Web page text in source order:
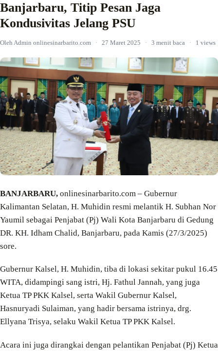
Banjarbaru, Titip Pesan Jaga
Kondusivitas Jelang PSU
Oleh Admin onlinesinarbarito.com · 27 Maret 2025 · 3 menit baca · 1 views
BANJARBARU, onlinesinarbarito.com – Gubernur
Kalimantan Selatan, H. Muhidin resmi melantik H. Subhan Nor
Yaumil sebagai Penjabat (Pj) Wali Kota Banjarbaru di Gedung
DR. KH. Idham Chalid, Banjarbaru, pada Kamis (27/3/2025)
sore.
Gubernur Kalsel, H. Muhidin, tiba di lokasi sekitar pukul 16.45
WITA, didampingi sang istri, Hj. Fathul Jannah, yang juga
Ketua TP PKK Kalsel, serta Wakil Gubernur Kalsel,
Hasnuryadi Sulaiman, yang hadir bersama istrinya, drg.
Ellyana Trisya, selaku Wakil Ketua TP PKK Kalsel.
Acara ini juga dirangkai dengan pelantikan Penjabat (Pj) Ketua